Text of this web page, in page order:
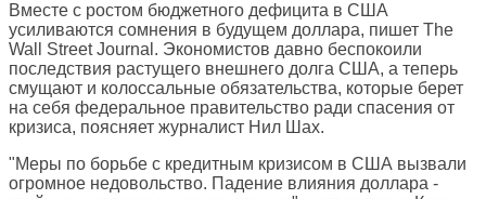
Вместе с ростом бюджетного дефицита в США
усиливаются сомнения в будущем доллара, пишет The
Wall Street Journal . Экономистов давно беспокоили
последствия растущего внешнего долга США, а теперь
смущают и колоссальные обязательства, которые берет
на себя федеральное правительство ради спасения от
кризиса, поясняет журналист Нил Шах.
"Меры по борьбе с кредитным кризисом в США вызвали
огромное недовольство. Падение влияния доллара -